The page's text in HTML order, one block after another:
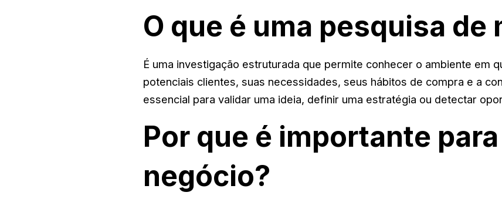
O que é uma pesquisa de
É uma investigação estruturada que permite conhecer o ambiente em
potenciais clientes, suas necessidades, seus hábitos de compra e a
essencial para validar uma ideia, definir uma estratégia ou detectar
Por que é importante
negócio?